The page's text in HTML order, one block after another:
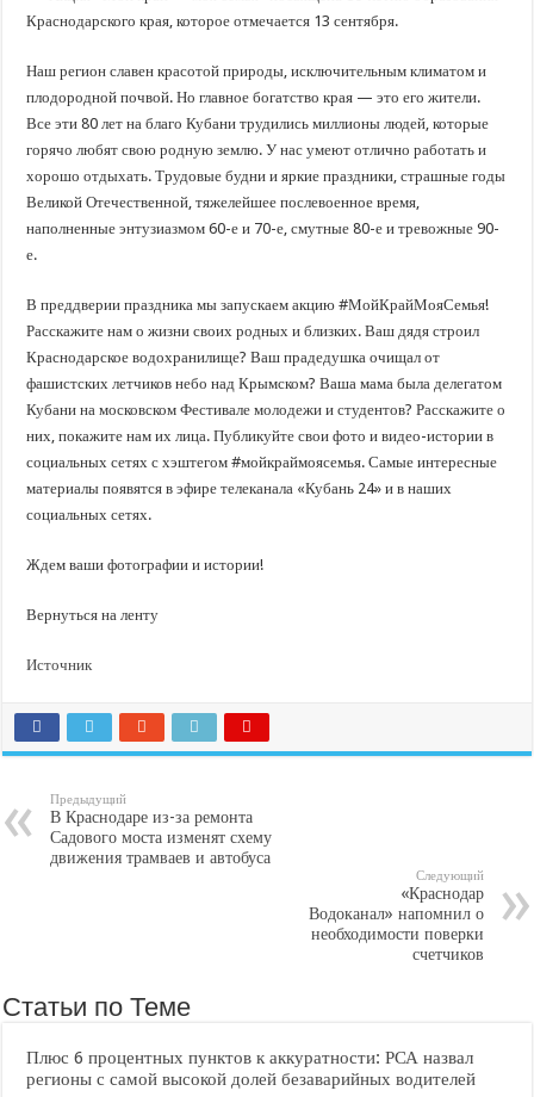
В городах и районах Кубани отметили День России
Стартовал прием заявок на 20-й юбилейный молодежный форум «Регион 93»
Краснодарского края, которое отмечается 13 сентября.
Наш регион славен красотой природы, исключительным климатом и
плодородной почвой. Но главное богатство края — это его жители.
Все эти 80 лет на благо Кубани трудились миллионы людей, которые
горячо любят свою родную землю. У нас умеют отлично работать и
хорошо отдыхать. Трудовые будни и яркие праздники, страшные годы
Великой Отечественной, тяжелейшее послевоенное время,
наполненные энтузиазмом 60-е и 70-е, смутные 80-е и тревожные 90-
е.
В преддверии праздника мы запускаем акцию #МойКрайМояСемья!
Расскажите нам о жизни своих родных и близких. Ваш дядя строил
Краснодарское водохранилище? Ваш прадедушка очищал от
фашистских летчиков небо над Крымском? Ваша мама была делегатом
Кубани на московском Фестивале молодежи и студентов? Расскажите о
них, покажите нам их лица. Публикуйте свои фото и видео-истории в
социальных сетях с хэштегом #мойкраймоясемья. Самые интересные
материалы появятся в эфире телеканала «Кубань 24» и в наших
социальных сетях.
Ждем ваши фотографии и истории!
Вернуться на ленту
Источник
Предыдущий
В Краснодаре из-за ремонта
Садового моста изменят схему
движения трамваев и автобуса
Следующий
«Краснодар
Водоканал» напомнил о
необходимости поверки
счетчиков
Статьи по Теме
Плюс 6 процентных пунктов к аккуратности: РСА назвал
регионы с самой высокой долей безаварийных водителей